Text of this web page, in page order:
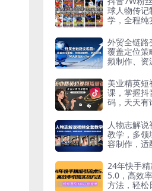
球人物传记
学，全程纯
计划+精选
外贸全链路
覆盖定位策
频制作、资
美业精英短
课，掌握抖
码，天天有
人物志解说
教学，多领
容制作，适
分成收益
24年快手
5.0，高效
方法，轻松